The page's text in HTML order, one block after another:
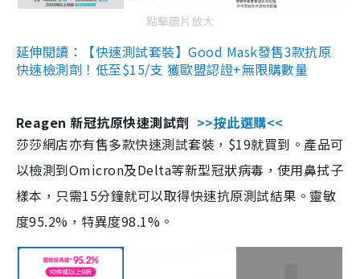
點擊圖片放大
延伸閱讀：【快速測試套裝】Good Mask發售3款抗原
快速檢測劑！低至$15/支 獲歐盟認證+無限購數量
Reagen 新冠抗原快速測試劑 >>按此選購<<
莎莎網店亦有售多款快速測試套裝，$19就買到。產品可
以檢測到Omicron及Delta等新型冠狀病毒，使用鼻拭子
樣本，只需15分鐘就可以取得快速抗原測試結果。靈敏
度95.2%，特異度98.1%。